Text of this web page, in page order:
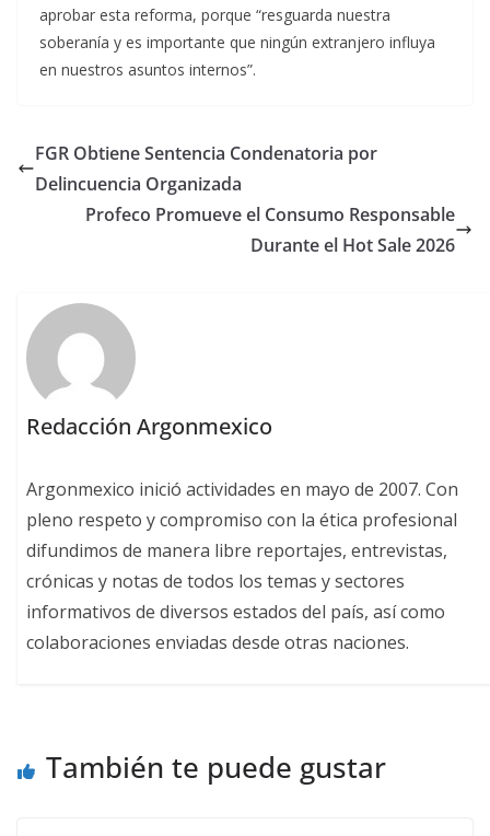
aprobar esta reforma, porque “resguarda nuestra
soberanía y es importante que ningún extranjero influya
en nuestros asuntos internos”.
FGR Obtiene Sentencia Condenatoria por
Delincuencia Organizada
Profeco Promueve el Consumo Responsable
Durante el Hot Sale 2026
Redacción Argonmexico
Argonmexico inició actividades en mayo de 2007. Con
pleno respeto y compromiso con la ética profesional
difundimos de manera libre reportajes, entrevistas,
crónicas y notas de todos los temas y sectores
informativos de diversos estados del país, así como
colaboraciones enviadas desde otras naciones.
También te puede gustar